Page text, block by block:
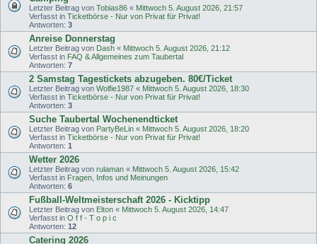
Letzter Beitrag von Tobias86 « Mittwoch 5. August 2026, 21:57
Verfasst in Ticketbörse - Nur von Privat für Privat!
Antworten: 3
Anreise Donnerstag
Letzter Beitrag von Dash « Mittwoch 5. August 2026, 21:12
Verfasst in FAQ & Allgemeines zum Taubertal
Antworten: 7
2 Samstag Tagestickets abzugeben. 80€/Ticket
Letzter Beitrag von Wolfie1987 « Mittwoch 5. August 2026, 18:30
Verfasst in Ticketbörse - Nur von Privat für Privat!
Antworten: 3
Suche Taubertal Wochenendticket
Letzter Beitrag von PartyBeLin « Mittwoch 5. August 2026, 18:20
Verfasst in Ticketbörse - Nur von Privat für Privat!
Antworten: 1
Wetter 2026
Letzter Beitrag von rulaman « Mittwoch 5. August 2026, 15:42
Verfasst in Fragen, Infos und Meinungen
Antworten: 6
Fußball-Weltmeisterschaft 2026 - Kicktipp
Letzter Beitrag von Elton « Mittwoch 5. August 2026, 14:47
Verfasst in O f f - T o p i c
Antworten: 12
Catering 2026